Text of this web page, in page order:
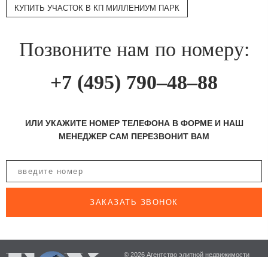
КУПИТЬ УЧАСТОК В КП МИЛЛЕНИУМ ПАРК
Позвоните нам по номеру:
+7 (495) 790–48–88
ИЛИ УКАЖИТЕ НОМЕР ТЕЛЕФОНА В ФОРМЕ И НАШ
МЕНЕДЖЕР САМ ПЕРЕЗВОНИТ ВАМ
ЗАКАЗАТЬ ЗВОНОК
© 2026 Агентство элитной недвижимости